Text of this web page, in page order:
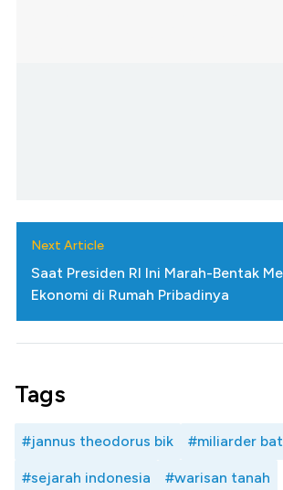
Next Article
Saat Presiden RI Ini Marah-Bentak
Ekonomi di Rumah Pribadinya
Tags
#jannus theodorus bik #miliarder
#sejarah indonesia #warisan tanah